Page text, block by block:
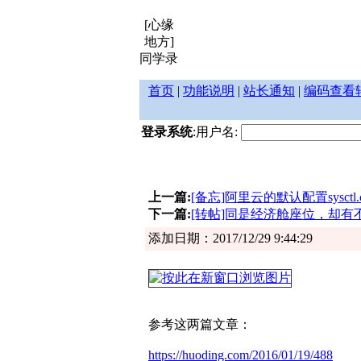
[心缘
地方]
同学录
首页 | 功能说明 | 站长通知 | 编码查看
登录系统:用户名:
上一篇:[备忘]阿里云的默认配置
下一篇:[转帖]同是经济舱座位，却有
添加日期：2017/12/29 9:44:29
参考这两篇文章：
https://huoding.com/2016/01/19/488